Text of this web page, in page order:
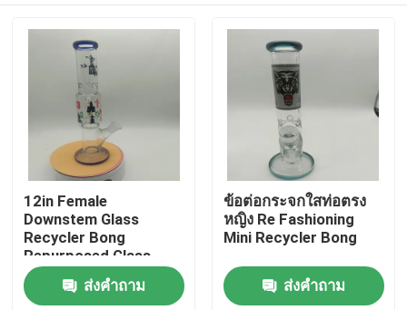
12in Female
Downstem Glass
Recycler Bong
Repurposed Glass
Water Pipe Bongs
ส่งคำถาม
ข้อต่อกระจกใสท่อตรง
หญิง Re Fashioning
Mini Recycler Bong
ส่งคำถาม